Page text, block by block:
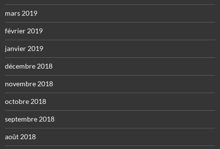
mars 2019
février 2019
janvier 2019
décembre 2018
novembre 2018
octobre 2018
septembre 2018
août 2018